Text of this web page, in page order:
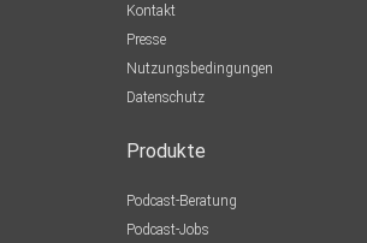
Kontakt
Presse
Nutzungsbedingungen
Datenschutz
Produkte
Podcast-Beratung
Podcast-Jobs